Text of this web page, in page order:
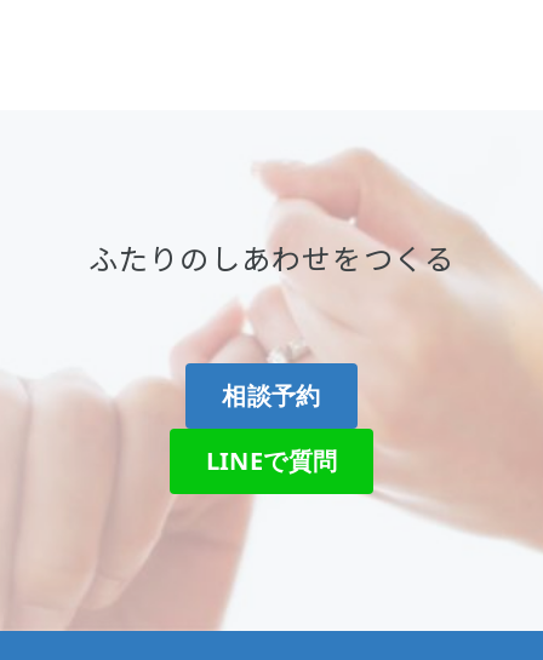
ふたりのしあわせをつくる
相談予約
LINEで質問